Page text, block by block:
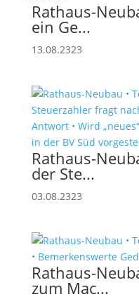
Rathaus-
ein Ge...
13.08.2323
Rathaus-
der Ste...
03.08.2323
Rathaus-
zum Mac...